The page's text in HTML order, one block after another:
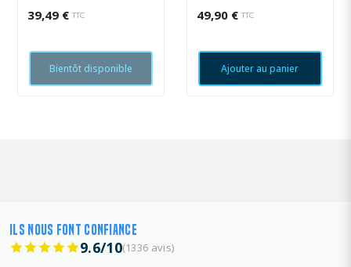
39,49 € TTC
Bientôt disponible
49,90 € TTC
Ajouter au panier
ILS NOUS FONT CONFIANCE
9.6/10(1336 avis)